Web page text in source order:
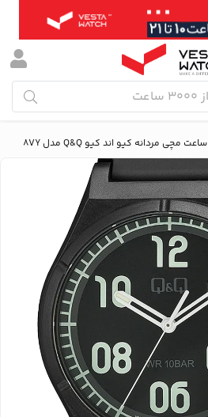
ساعت مچی مردانه کیو اند کیو Q&Q مدل V04A-008VY